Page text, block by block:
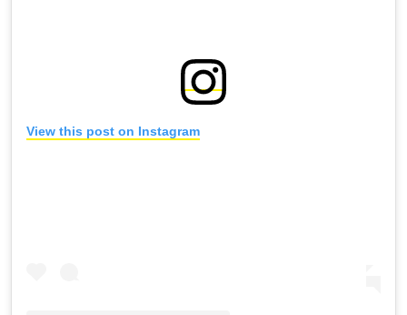
View this post on Instagram